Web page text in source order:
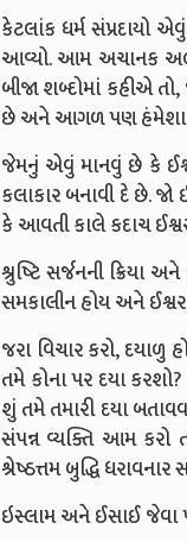
કેટલાંક ધર્મ સંપ્રદાયો
આવ્યો. આમ અચાનક
બીજા શબ્દોમાં કહીએ
છે અને આગળ પણ હંમેશા
જેમનું એવું માનવું છે કે
કલાકાર બનાવી દે છે. જો
કે આવતી કાલે કદાચ
શ્રુષ્ટિ સર્જનની ક્રિયા
સમકાલીન હોય અને
જરા વિચાર કરો,
તમે કોના પર દયા
શું તમે તમારી દયા
સંપન્ન વ્યક્તિ આમ કરો
શ્રેષ્ઠત્તમ બુદ્ધિ
ઇસ્લામ અને ઈસાઈ જેવા